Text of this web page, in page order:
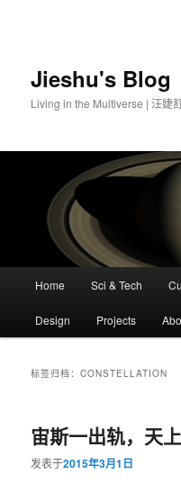
Jieshu's Blog
Living in the Multiverse | 汪婕
跳
至
容
跳
至
容
Home Sci & Tech
Design Projects
标签归档：CONSTELLATION
宙斯一出轨，天
发表于2015年3月1日